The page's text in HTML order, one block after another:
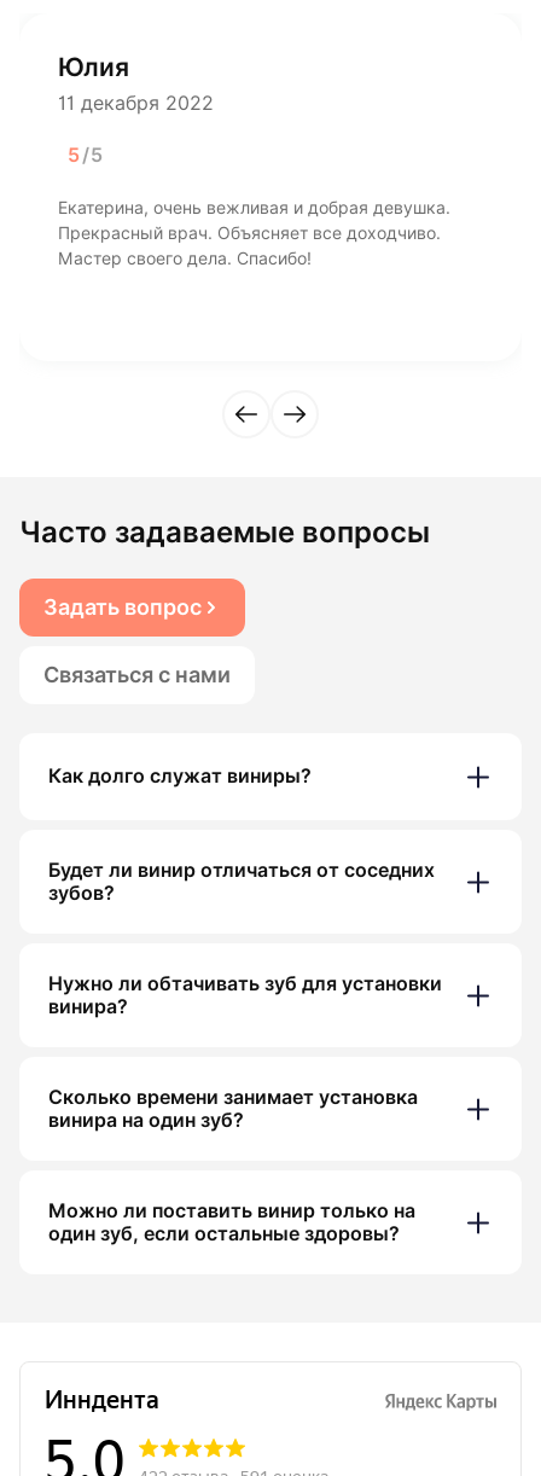
Юлия
11 декабря 2022
5/5
Екатерина, очень вежливая и добрая девушка.
Прекрасный врач. Объясняет все доходчиво.
Мастер своего дела. Спасибо!
Часто задаваемые вопросы
Задать вопрос
Связаться с нами
Как долго служат виниры?
Будет ли винир отличаться от соседних
зубов?
Нужно ли обтачивать зуб для установки
винира?
Сколько времени занимает установка
винира на один зуб?
Можно ли поставить винир только на
один зуб, если остальные здоровы?